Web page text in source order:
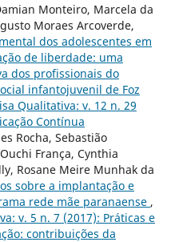
Monteiro, Marcela da
Moraes Arcoverde,
dos adolescentes em
de liberdade: uma
dos profissionais do
infantojuvenil de Foz
Qualitativa: v. 12 n. 29
Contínua
Rocha, Sebastião
França, Cynthia
Rosane Meire Munhak da
sobre a implantação e
rede mãe paranaense ,
v. 5 n. 7 (2017): Práticas e
contribuições da